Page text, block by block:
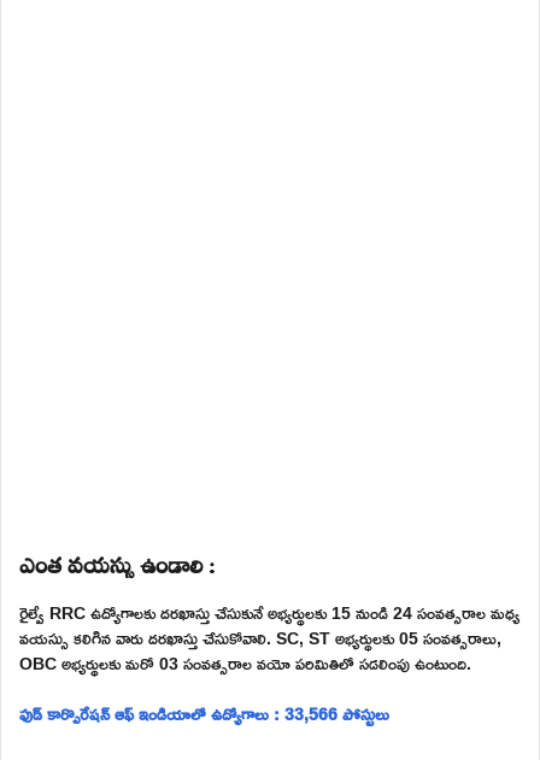
ఎంత వయస్సు ఉండాలి :
రైల్వే RRC ఉద్యోగాలకు దరఖాస్తు చేసుకునే అభ్యర్థులకు 15 నుండి 24 సంవత్సరాల మధ్య
వయస్సు కలిగిన వారు దరఖాస్తు చేసుకోవాలి. SC, ST అభ్యర్థులకు 05 సంవత్సరాలు,
OBC అభ్యర్థులకు మరో 03 సంవత్సరాల వయో పరిమితిలో సడలింపు ఉంటుంది.
ఫుడ్ కార్పొరేషన్ ఆఫ్ ఇండియాలో ఉద్యోగాలు : 33,566 పోస్టులు